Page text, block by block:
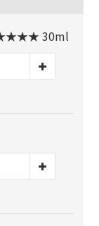
★★★★ 30ml